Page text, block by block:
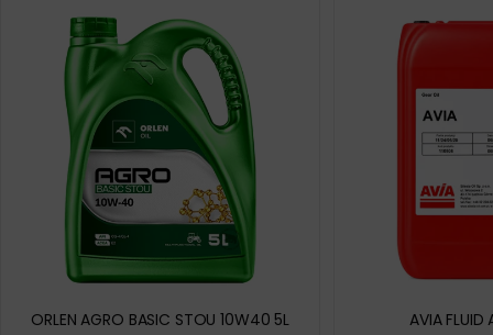
ORLEN AGRO BASIC STOU 10W40 5L
AVIA FLUID